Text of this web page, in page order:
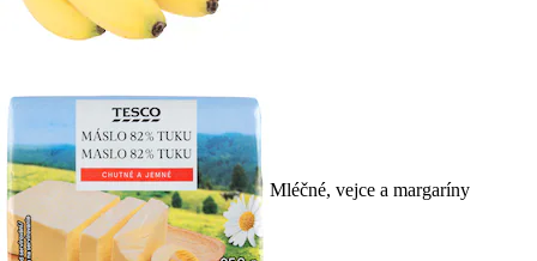
Mléčné, vejce a margaríny